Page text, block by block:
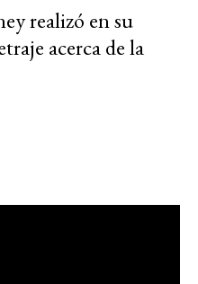
realizó en su
acerca de la